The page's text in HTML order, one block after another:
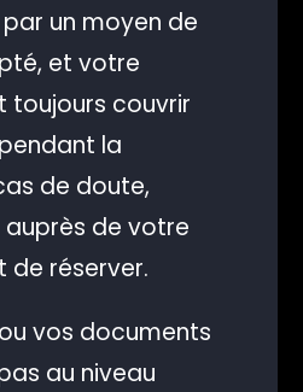
un moyen de
et votre
toujours couvrir
la
de doute,
auprès de votre
de réserver.
vos documents
au niveau